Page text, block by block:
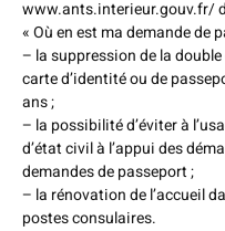
www.ants.interieur.gouv.fr/
« Où en est ma demande de
– la suppression de la
carte d’identité ou de
ans ;
– la possibilité d’éviter à
d’état civil à l’appui des
demandes de passeport ;
– la rénovation de l’accueil
postes consulaires.